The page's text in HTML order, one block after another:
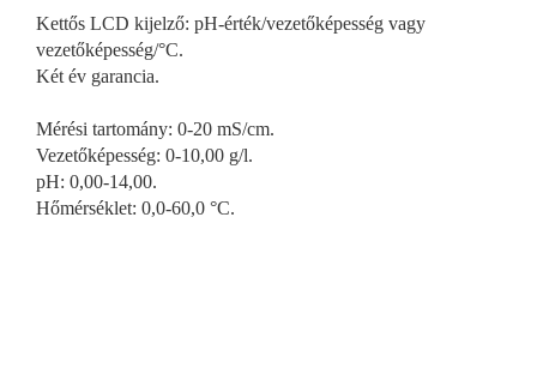
Kettős LCD kijelző: pH-érték/vezetőképesség vagy
vezetőképesség/°C.
Két év garancia.
Mérési tartomány: 0-20 mS/cm.
Vezetőképesség: 0-10,00 g/l.
pH: 0,00-14,00.
Hőmérséklet: 0,0-60,0 °C.